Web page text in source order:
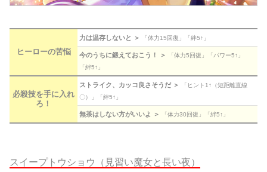
ヒーローの苦悩
力は温存しないと ＞ 「体力15回復」「絆5↑」
今のうちに鍛えておこう！ ＞
「体力5回復」「パワー5↑」
「絆5↑」
必殺技を手に入れ
ろ！
ストライク、カッコ良さそうだ ＞
「ヒント1↑（短距離直線
〇）」「絆5↑」
無茶はしない方がいいよ ＞ 「体力30回復」「絆5↑」
スイープトウショウ（見習い魔女と長い夜）